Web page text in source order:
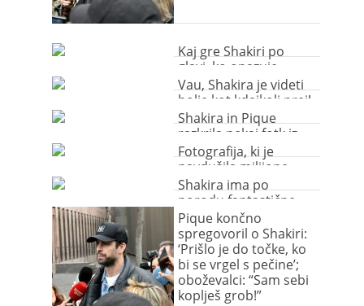
Kaj gre Shakiri po
glavi, ko opazuje
golega fanta?
Vau, Shakira je videti
bolje kot kdajkoli prej!
Shakira in Pique
razkrila nekaj fotk iz
družinskega albuma
Fotografija, ki je
navdušila milijone
Shakira ima po
porodu fantastične
joške
Pique končno
spregovoril o Shakiri:
‘Prišlo je do točke, ko
bi se vrgel s pečine’;
oboževalci: “Sam sebi
koplješ grob!”